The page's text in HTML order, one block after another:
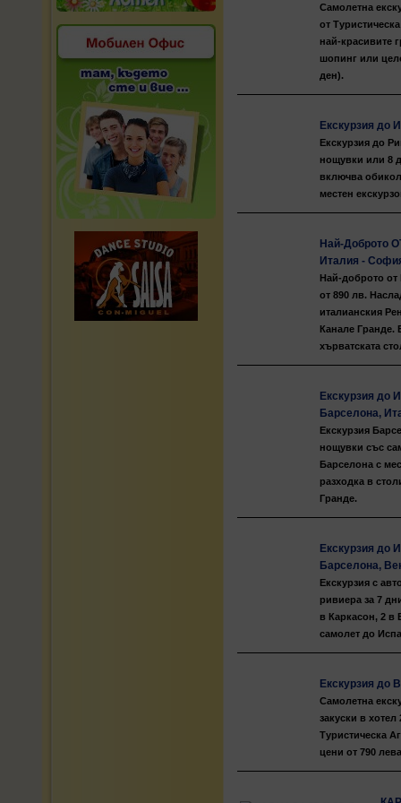
Самолетна
от
най-красивите
шопинг или
ден).
Екскурзия до
Екскурзия до
нощувки или 8
включва
местен
Най-Доброто
Италия -
Най-доброто от
от 890 лв.
италианския
Канале Гранде.
хърватската
Екскурзия до
Барселона,
Екскурзия
нощувки със
Барселона с
разходка в
Гранде.
Екскурзия до
Барселона,
Екскурзия с
ривиера за 7
в Каркасон, 2 в
самолет до
Екскурзия до
Самолетна
закуски в
Туристическа
цени от 790